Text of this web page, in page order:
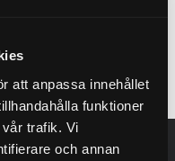
att anpassa innehållet
funktioner
trafik. Vi
och annan